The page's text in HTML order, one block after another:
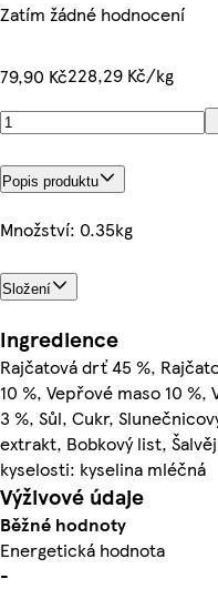
Zatím žádné hodnocení
79,90 Kč228,29 Kč/kg
Popis produktu
Množství: 0.35kg
Složení
Ingredience
Rajčatová drť 45 %,
10 %, Vepřové maso 10 %,
3 %, Sůl, Cukr,
extrakt, Bobkový list,
kyselosti: kyselina mléčná
Výživové údaje
Běžné hodnoty
Energetická hodnota
-